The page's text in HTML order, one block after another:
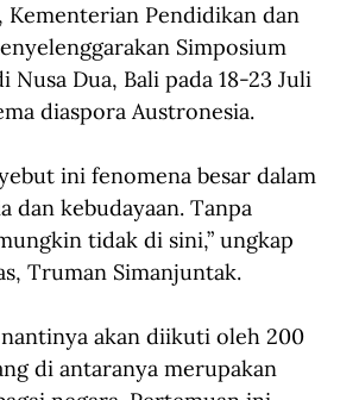
Kementerian Pendidikan dan
Simposium
Nusa Dua, Bali pada 18-23 Juli
diaspora Austronesia.
ini fenomena besar dalam
dan kebudayaan. Tanpa
tidak di sini,” ungkap
Truman Simanjuntak.
akan diikuti oleh 200
di antaranya merupakan